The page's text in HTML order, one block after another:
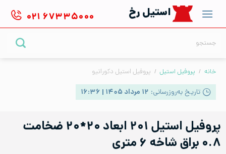
content
استیل رخ ۰۲۱ ۶۷۳۳۵۰۰۰
خانه / پروفیل استیل / پروفیل استیل دکوراتیو
تاریخ به‌روزرسانی: ۱۲ مرداد ۱۴۰۵ | ۱۶:۳۶
پروفیل استیل ۲۰۱ ابعاد ۲۰*۲۰ ضخامت
۰.۸ براق شاخه ۶ متری